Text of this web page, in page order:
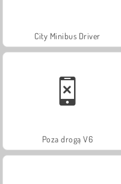
City Minibus Driver
Poza drogą V6